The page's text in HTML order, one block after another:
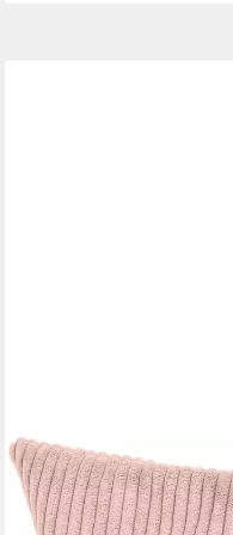
AMILIAN
Wärmekissen 22x22 cm -
Kirschkernkissen für